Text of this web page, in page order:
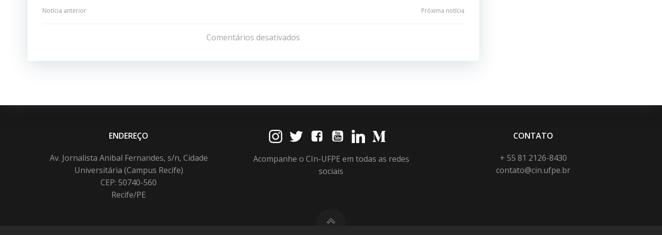
Navegação
Post
Notícia anterior
de
Post
Próxima notícia
Comentários desativados
ENDEREÇO
Av. Jornalista Anibal Fernandes, s/n, Cidade
Universitária (Campus Recife)
CEP: 50740-560
Recife/PE
Acompanhe o CIn-UFPE em todas as redes
sociais
CONTATO
+ 55 81 2126-8430
contato@cin.ufpe.br